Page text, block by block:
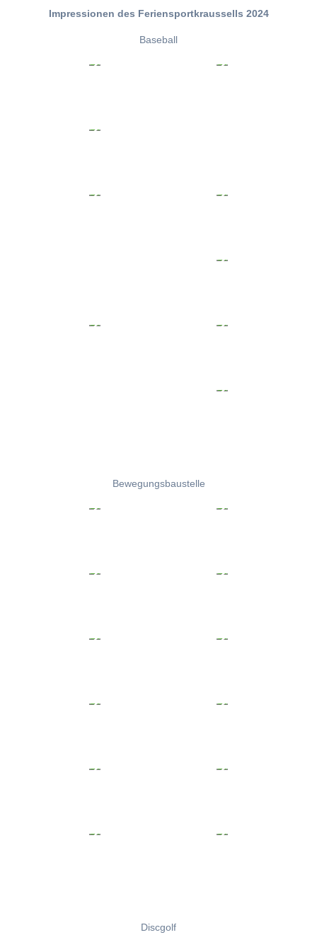
Impressionen des Feriensportkraussells 2024
Baseball
Bewegungsbaustelle
Discgolf